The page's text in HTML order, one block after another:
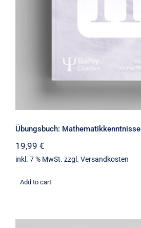
Übungsbuch: Mathematikkenntnisse
19,99 €
inkl. 7 % MwSt. zzgl. Versandkosten
Add to cart